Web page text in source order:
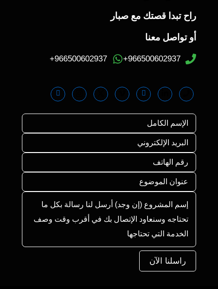
راح تبدا قصتك مع صبار
أو تواصل معنا
966500602937+
966500602937+
راسلنا الآن